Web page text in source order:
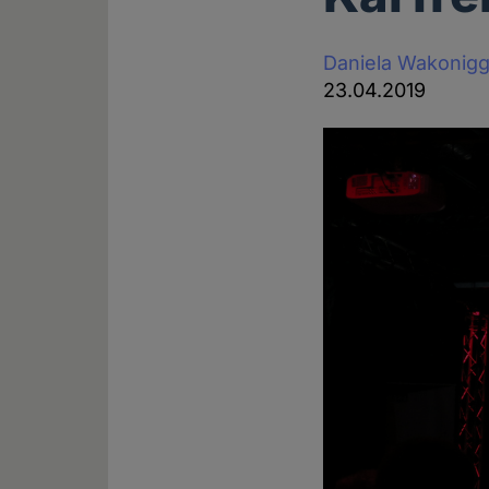
Daniela
23.04.2019